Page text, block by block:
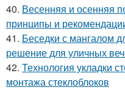
40. Весенняя и осенняя
принципы и
41. Беседки с мангалом
решение для уличных
42. Технология укладки
монтажа стеклоблоков